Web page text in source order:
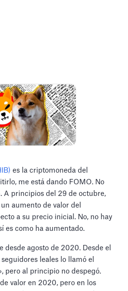
es la criptomoneda del
me está dando FOMO. No
A principios del 29 de octubre,
aumento de valor del
a su precio inicial. No, no hay
es como ha aumentado.
desde agosto de 2020. Desde el
leales lo llamó el
pero al principio no despegó.
valor en 2020, pero en los